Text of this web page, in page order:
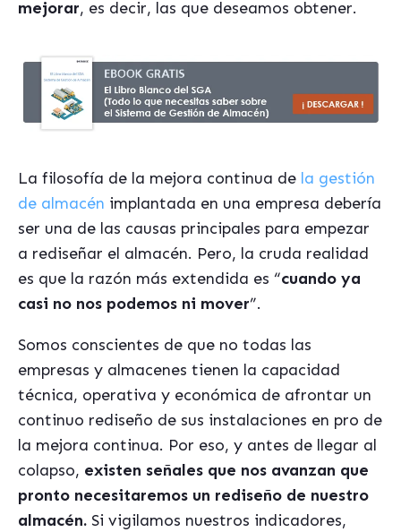
mejorar, es decir, las que deseamos obtener.
La filosofía de la mejora continua de la gestión
de almacén implantada en una empresa debería
ser una de las causas principales para empezar
a rediseñar el almacén. Pero, la cruda realidad
es que la razón más extendida es “cuando ya
casi no nos podemos ni mover”.
Somos conscientes de que no todas las
empresas y almacenes tienen la capacidad
técnica, operativa y económica de afrontar un
continuo rediseño de sus instalaciones en pro de
la mejora continua. Por eso, y antes de llegar al
colapso, existen señales que nos avanzan que
pronto necesitaremos un rediseño de nuestro
almacén. Si vigilamos nuestros indicadores,